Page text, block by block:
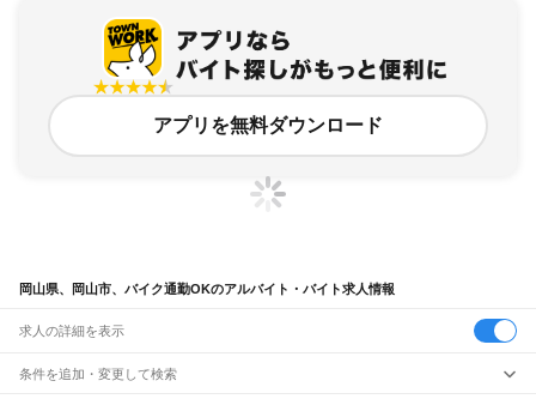
アプリを無料ダウンロード
岡山県、岡山市、バイク通勤OKのアルバイト・バイト求人情報
求人の詳細を表示
条件を追加・変更して検索